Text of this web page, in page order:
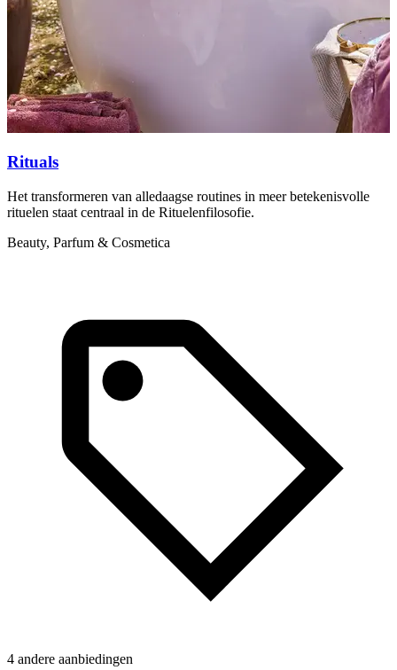
Rituals
Het transformeren van alledaagse routines in meer betekenisvolle
rituelen staat centraal in de Rituelenfilosofie.
Beauty, Parfum & Cosmetica
4 andere aanbiedingen